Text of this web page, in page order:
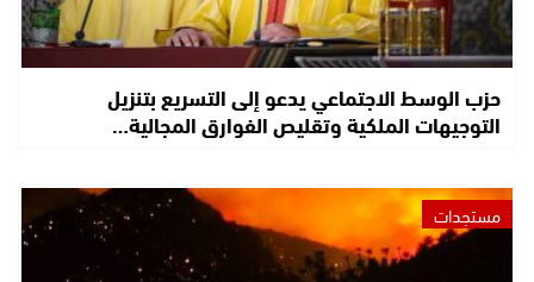
حزب الوسط الاجتماعي يدعو إلى التسريع بتنزيل
التوجيهات الملكية وتقليص الفوارق المجالية…
مستجدات